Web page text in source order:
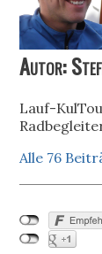
Autor:
Lauf-
Alle 76